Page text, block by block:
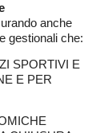
anche
gestionali che:
SPORTIVI E
E PER